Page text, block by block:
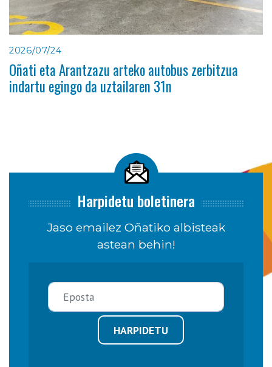
2026/07/24
Oñati eta Arantzazu arteko autobus zerbitzua
indartu egingo da uztailaren 31n
Harpidetu boletinera
Jaso emailez Oñatiko albisteak
astean behin!
HARPIDETU